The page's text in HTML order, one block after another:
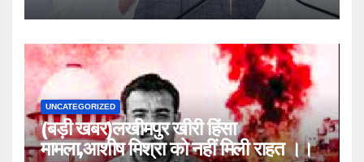
UNCATEGORIZED
(बड़ी खबर)लखीमपुर खीरी हिंसा
मामला,आशीष मिश्रा को नहीं मिली राहत ।।